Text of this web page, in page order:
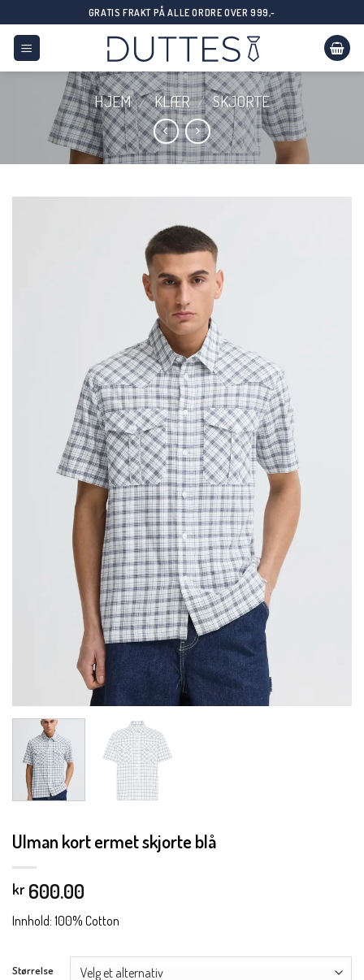
to
content
GRATIS FRAKT PÅ ALLE ORDRE OVER 999,-
HJEM / KLÆR / SKJORTE
Ulman kort ermet skjorte blå
kr600.00
Innhold: 100% Cotton
Størrelse